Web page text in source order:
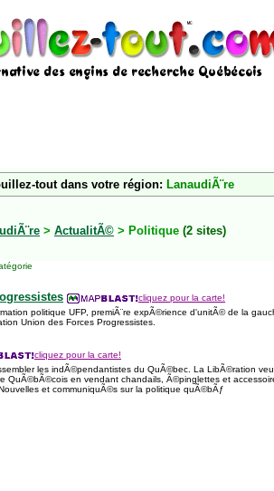
tout dans votre région: LanaudiÃ¨re
> ActualitÃ© > Politique (2 sites)
cliquez pour la carte!
politique UFP, premiÃ¨re expÃ©rience d'unitÃ© de la
Union des Forces Progressistes.
cliquez pour la carte!
les indÃ©pendantistes du QuÃ©bec. La LibÃ©ration
QuÃ©bÃ©cois en vendant chandails, Ã©pinglettes et
et communiquÃ©s sur la politique quÃ©bÃƒ